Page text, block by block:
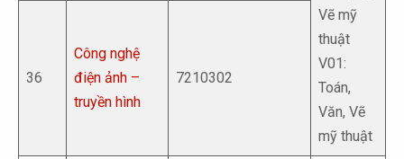
Vẽ mỹ
thuật
V01:
Toán,
Văn, Vẽ
mỹ thuật
36
Công nghệ
điện ảnh –
truyền hình
7210302